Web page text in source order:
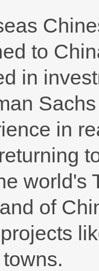
to
in
in
world's
of